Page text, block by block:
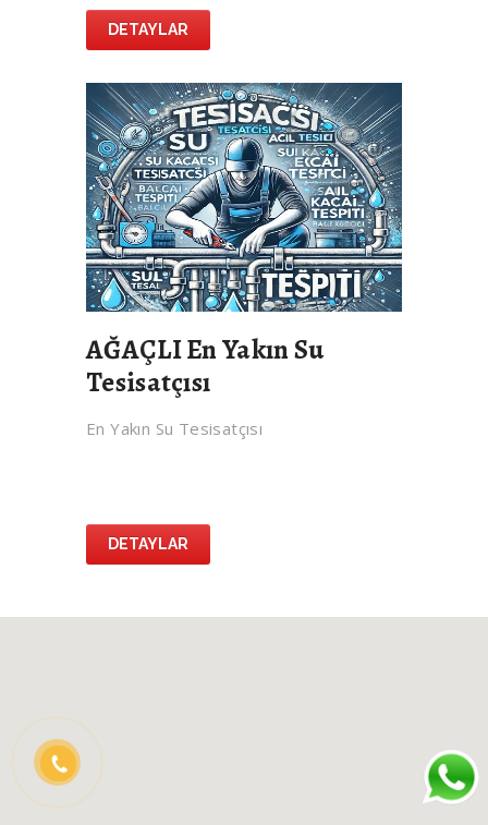
DETAYLAR
AĞAÇLI En Yakın Su
Tesisatçısı
En Yakın Su Tesisatçısı
DETAYLAR